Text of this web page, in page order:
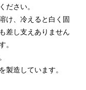
ださい。
け、冷えると白く固
差し支えありません
。
製造しています。